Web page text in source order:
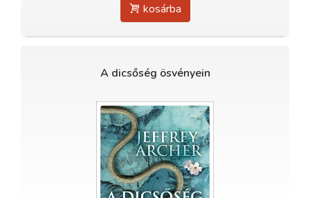
kosárba
A dicsőség ösvényein